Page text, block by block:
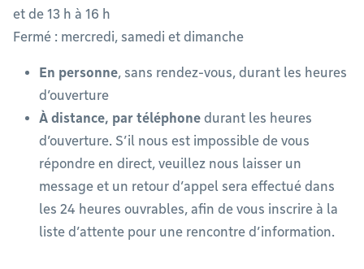
et de 13 h à 16 h
Fermé : mercredi, samedi et dimanche
En personne, sans rendez-vous, durant les heures
d’ouverture
À distance, par téléphone durant les heures
d’ouverture. S’il nous est impossible de vous
répondre en direct, veuillez nous laisser un
message et un retour d’appel sera effectué dans
les 24 heures ouvrables, afin de vous inscrire à la
liste d’attente pour une rencontre d’information.